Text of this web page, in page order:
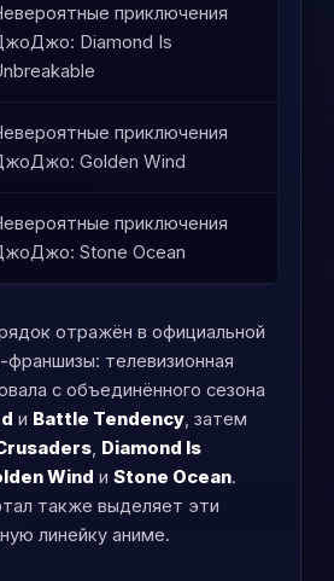
приключения
Diamond Is
приключения
Golden Wind
приключения
Stone Ocean
отражён в официальной
телевизионная
с объединённого сезона
и Battle Tendency, затем
, Diamond Is
Wind и Stone Ocean.
также выделяет эти
линейку аниме.